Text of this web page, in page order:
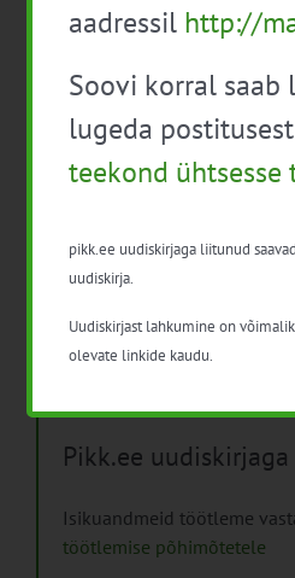
taimekaitsetöödel
Arhiiv
Pikk.ee
Isikuandmeid töötleme
töötlemise põhimõtetele
aadressil http://
Soovi korral saab
lugeda postitusest
teekond ühtsesse
pikk.ee uudiskirjaga liitunud
uudiskirja.
Uudiskirjast lahkumine on
olevate linkide kaudu.